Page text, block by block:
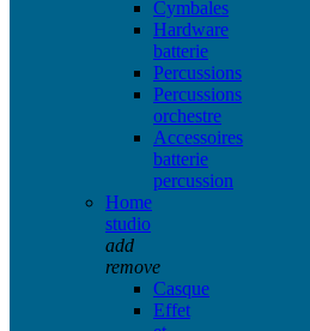
Cymbales
Hardware
batterie
Percussions
Percussions
orchestre
Accessoires
batterie
percussion
Home
studio
add
remove
Casque
Effet